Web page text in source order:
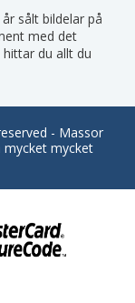
sålt bildelar på
med det
du allt du
- Massor
mycket mycket